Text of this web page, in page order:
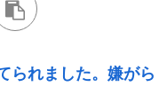
られました。嫌がら